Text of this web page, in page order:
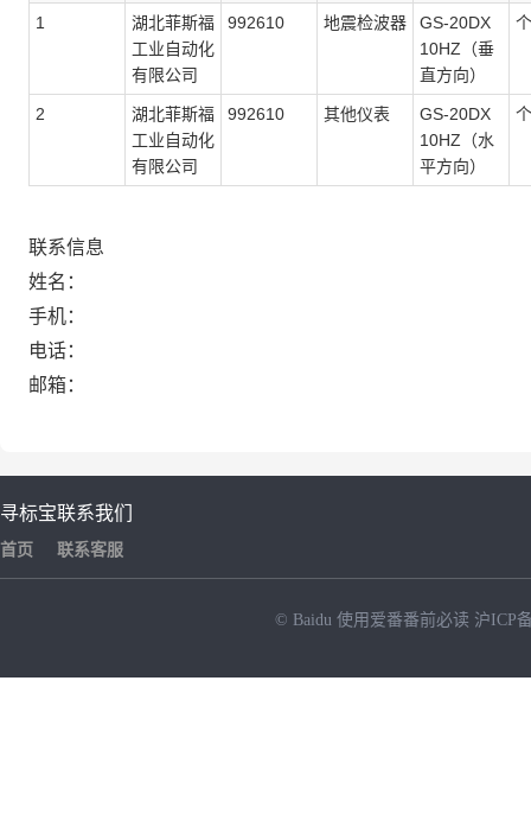
1
湖北菲斯福
工业自动化
有限公司
992610 地震检波器
GS-20DX
10HZ（垂
直方向）
个
2
湖北菲斯福
工业自动化
有限公司
992610 其他仪表
GS-20DX
10HZ（水
平方向）
个
联系信息
姓名：
手机：
电话：
邮箱：
寻标宝
首页
联系我们
联系客服
© Baidu 使用爱番番前必读 沪ICP